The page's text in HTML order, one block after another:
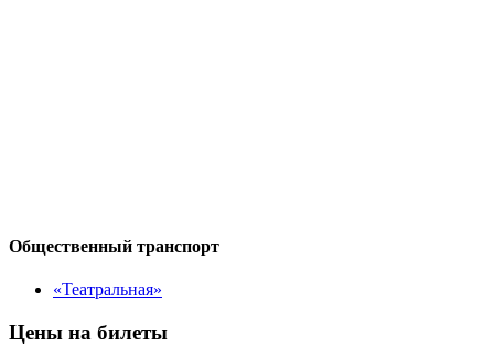
Общественный транспорт
«Театральная»
Цены на билеты